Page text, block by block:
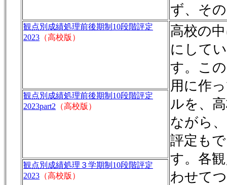
ず、そ
観点別成績処理前後期制10段階評定
2023 （高校版）
高校の
にして
す。こ
用に作
ルを、
ながら
評定も
す。各
わせて
観点別成績処理前後期制10段階評定
2023part2 （高校版）
観点別成績処理３学期制10段階評定
2023 （高校版）